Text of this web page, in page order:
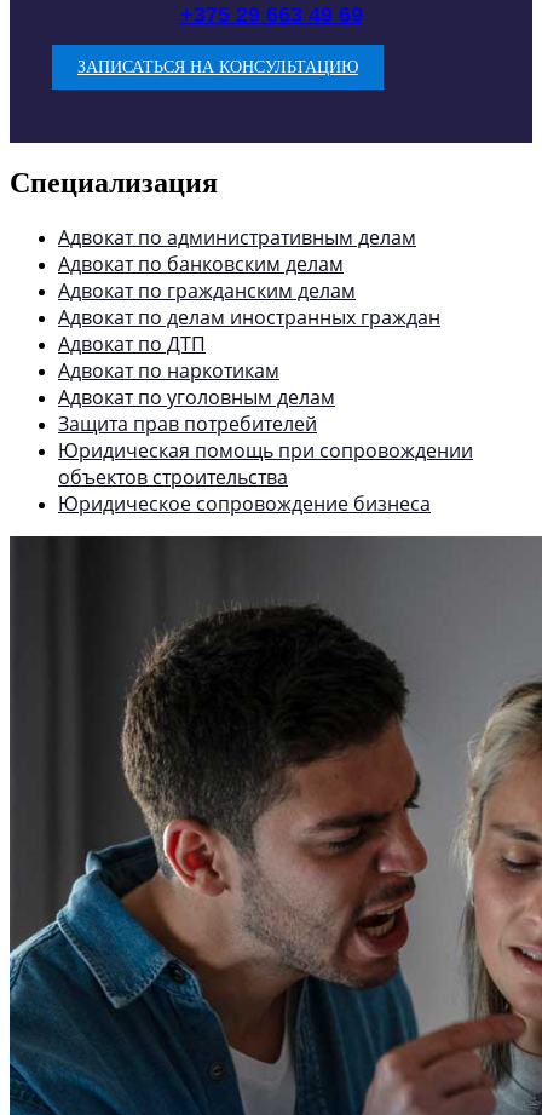
+375 29 663 49 69
ЗАПИСАТЬСЯ НА КОНСУЛЬТАЦИЮ
Специализация
Адвокат по административным делам
Адвокат по банковским делам
Адвокат по гражданским делам
Адвокат по делам иностранных граждан
Адвокат по ДТП
Адвокат по наркотикам
Адвокат по уголовным делам
Защита прав потребителей
Юридическая помощь при сопровождении
объектов строительства
Юридическое сопровождение бизнеса